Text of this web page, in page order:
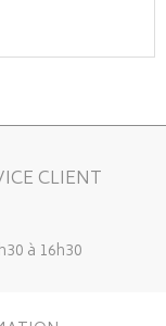
CLIENT
à 16h30